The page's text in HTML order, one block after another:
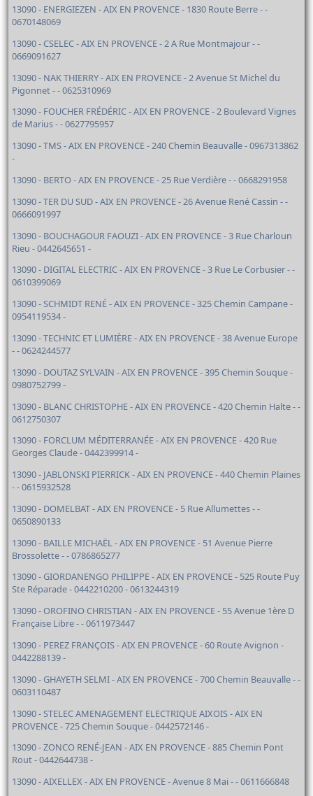
13090 - ENERGIEZEN - AIX EN PROVENCE - 1830 Route Berre - -
0670148069
13090 - CSELEC - AIX EN PROVENCE - 2 A Rue Montmajour - -
0669091627
13090 - NAK THIERRY - AIX EN PROVENCE - 2 Avenue St Michel du
Pigonnet - - 0625310969
13090 - FOUCHER FRÉDÉRIC - AIX EN PROVENCE - 2 Boulevard Vignes
de Marius - - 0627795957
13090 - TMS - AIX EN PROVENCE - 240 Chemin Beauvalle - 0967313862
-
13090 - BERTO - AIX EN PROVENCE - 25 Rue Verdière - - 0668291958
13090 - TER DU SUD - AIX EN PROVENCE - 26 Avenue René Cassin - -
0666091997
13090 - BOUCHAGOUR FAOUZI - AIX EN PROVENCE - 3 Rue Charloun
Rieu - 0442645651 -
13090 - DIGITAL ELECTRIC - AIX EN PROVENCE - 3 Rue Le Corbusier - -
0610399069
13090 - SCHMIDT RENÉ - AIX EN PROVENCE - 325 Chemin Campane -
0954119534 -
13090 - TECHNIC ET LUMIÈRE - AIX EN PROVENCE - 38 Avenue Europe
- - 0624244577
13090 - DOUTAZ SYLVAIN - AIX EN PROVENCE - 395 Chemin Souque -
0980752799 -
13090 - BLANC CHRISTOPHE - AIX EN PROVENCE - 420 Chemin Halte - -
0612750307
13090 - FORCLUM MÉDITERRANÉE - AIX EN PROVENCE - 420 Rue
Georges Claude - 0442399914 -
13090 - JABLONSKI PIERRICK - AIX EN PROVENCE - 440 Chemin Plaines
- - 0615932528
13090 - DOMELBAT - AIX EN PROVENCE - 5 Rue Allumettes - -
0650890133
13090 - BAILLE MICHAËL - AIX EN PROVENCE - 51 Avenue Pierre
Brossolette - - 0786865277
13090 - GIORDANENGO PHILIPPE - AIX EN PROVENCE - 525 Route Puy
Ste Réparade - 0442210200 - 0613244319
13090 - OROFINO CHRISTIAN - AIX EN PROVENCE - 55 Avenue 1ère D
Française Libre - - 0611973447
13090 - PEREZ FRANÇOIS - AIX EN PROVENCE - 60 Route Avignon -
0442288139 -
13090 - GHAYETH SELMI - AIX EN PROVENCE - 700 Chemin Beauvalle - -
0603110487
13090 - STELEC AMENAGEMENT ELECTRIQUE AIXOIS - AIX EN
PROVENCE - 725 Chemin Souque - 0442572146 -
13090 - ZONCO RENÉ-JEAN - AIX EN PROVENCE - 885 Chemin Pont
Rout - 0442644738 -
13090 - AIXELLEX - AIX EN PROVENCE - Avenue 8 Mai - - 0611666848